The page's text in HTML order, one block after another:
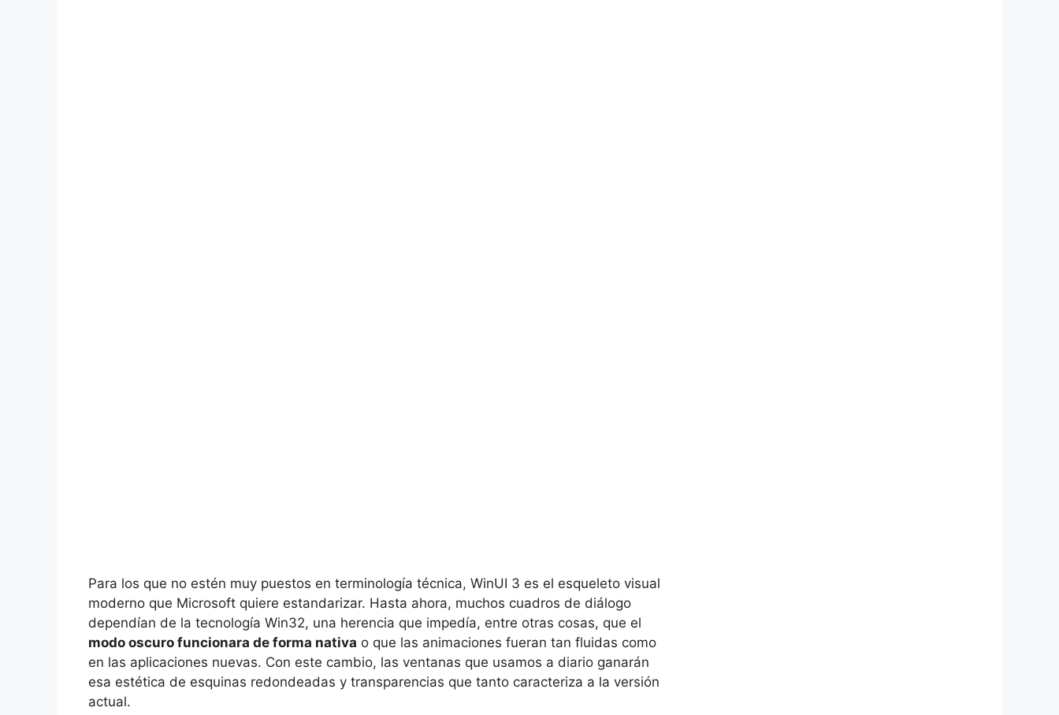
Para los que no estén muy puestos en terminología técnica, WinUI 3 es el esqueleto visual
moderno que Microsoft quiere estandarizar. Hasta ahora, muchos cuadros de diálogo
dependían de la tecnología Win32, una herencia que impedía, entre otras cosas, que el
modo oscuro funcionara de forma nativa o que las animaciones fueran tan fluidas como
en las aplicaciones nuevas. Con este cambio, las ventanas que usamos a diario ganarán
esa estética de esquinas redondeadas y transparencias que tanto caracteriza a la versión
actual.